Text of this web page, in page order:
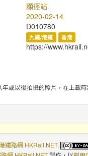
顯徑站
2020-02-14
D010780
九鐵/港鐵 香港
https://
或以後拍攝的照片，在上載
鐵路網 HKRail.NET.